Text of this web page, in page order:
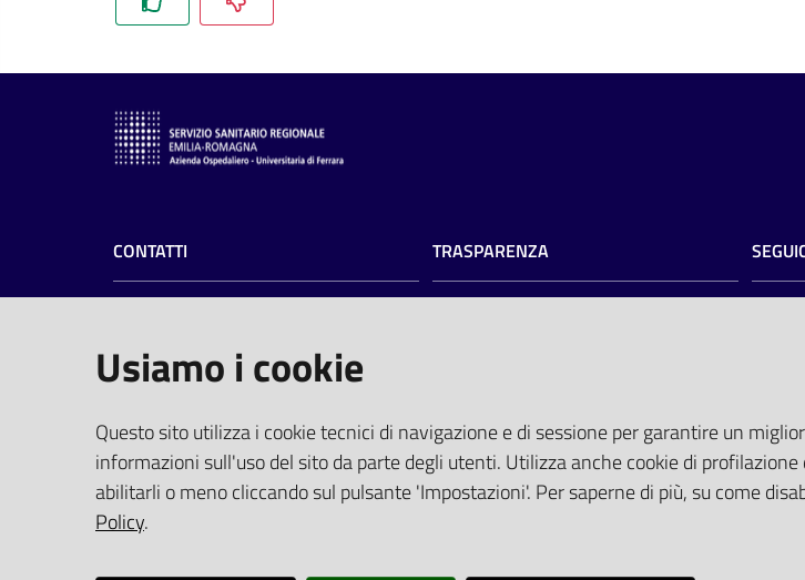
CONTATTI
Arcispedale S.Anna
Centralino 0532 236111
Fax 0532 236650
P.I. 01295950388
TRASPARENZA
(protocollo@pec.ospfe.it)
Elenco Siti Tematici
Tempi di attesa
Posta
Cloud
Sito
Usiamo i cookie
Questo sito utilizza i cookie tecnici di navigazione e di sessione per garantire un
informazioni sull'uso del sito da parte degli utenti. Utilizza anche cookie di
abilitarli o meno cliccando sul pulsante 'Impostazioni'. Per saperne di più, su come
Policy.